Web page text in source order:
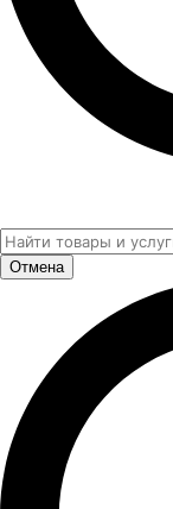
Отмена